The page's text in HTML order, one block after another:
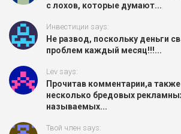
с лохов, которые думают...
Инвестиции says:
Не развод, поскольку деньги
проблем каждый месяц!!!...
Lev says:
Прочитав комментарии,а
несколько бредовых
называемых...
Твой член says: